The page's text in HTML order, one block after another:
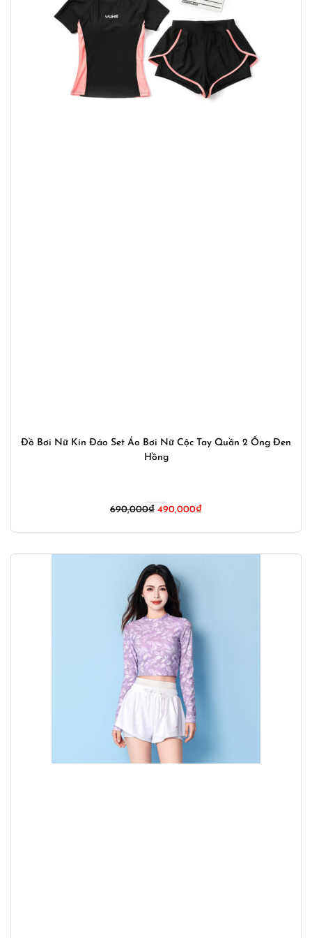
Đồ Bơi Nữ Kín Đáo Set Áo Bơi Nữ Cộc Tay Quần 2 Ống Đen
Hồng
690,000₫ Giá
690,000₫.
490,000₫Giá
là: